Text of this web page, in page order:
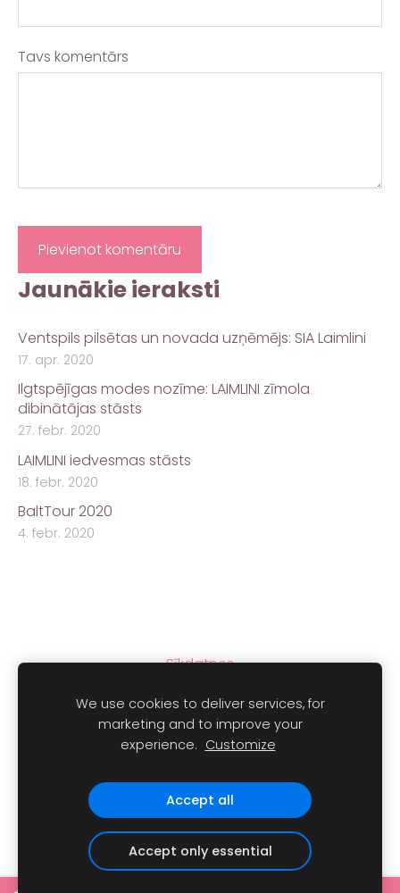
Jaunākie ieraksti
Ventspils pilsētas un novada uzņēmējs: SIA Laimlini
17. apr. 2020
Ilgtspējīgas modes nozīme: LAIMLINI zīmola
dibinātājas stāsts
27. febr. 2020
LAIMLINI iedvesmas stāsts
18. febr. 2020
BaltTour 2020
4. febr. 2020
Tavs komentārs
Sīkdatnes
Autortiesības © 2021 LAIMLINI Visas tiesības aizsargātas.
We use cookies to deliver services, for
marketing and to improve your
experience. Customize
Accept all
Accept only essential